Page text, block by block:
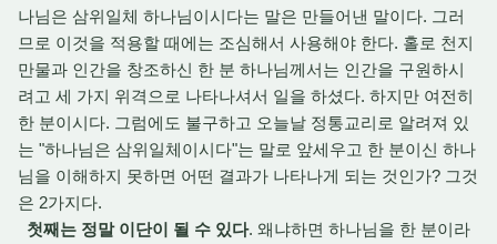
나님은 삼위일체 하나님이시다는 말은 만들어낸 말이다. 그러
므로 이것을 적용할 때에는 조심해서 사용해야 한다. 홀로 천지
만물과 인간을 창조하신 한 분 하나님께서는 인간을 구원하시
려고 세 가지 위격으로 나타나셔서 일을 하셨다. 하지만 여전히
한 분이시다. 그럼에도 불구하고 오늘날 정통교리로 알려져 있
는 "하나님은 삼위일체이시다"는 말로 앞세우고 한 분이신 하나
님을 이해하지 못하면 어떤 결과가 나타나게 되는 것인가? 그것
은 2가지다.
첫째는 정말 이단이 될 수 있다. 왜냐하면 하나님을 한 분이라